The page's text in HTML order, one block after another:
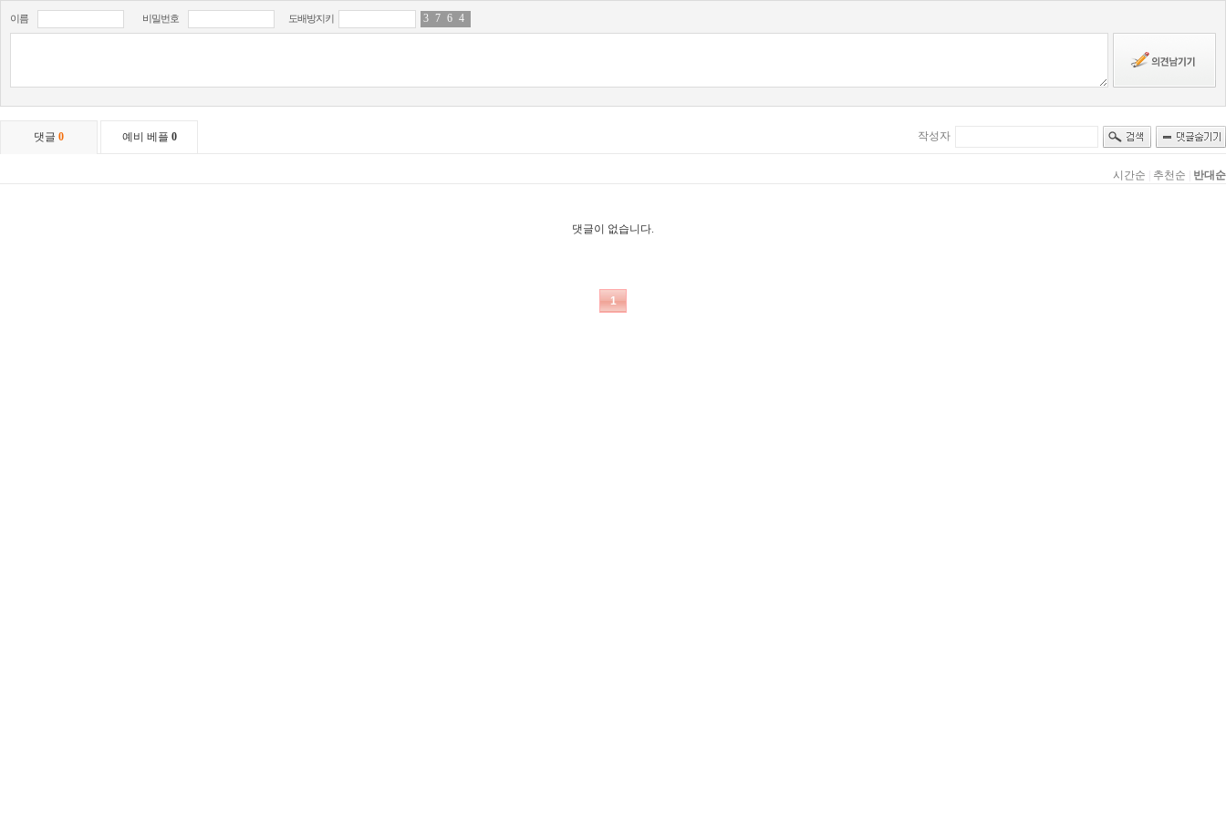
이름 비밀번호 도배방지키 3 7 6 4
댓글 0 예비 베플 0 작성자
시간순 추천순 반대순
댓글이 없습니다.
1